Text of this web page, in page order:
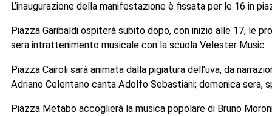
L’inaugurazione della manifestazione è fissata per le 16 in
Piazza Garibaldi ospiterà subito dopo, con inizio alle 17, le
sera intrattenimento musicale con la scuola Velester Music .
Piazza Cairoli sarà animata dalla pigiatura dell’uva, da
Adriano Celentano canta Adolfo Sebastiani; domenica sera,
Piazza Metabo accoglierà la musica popolare di Bruno